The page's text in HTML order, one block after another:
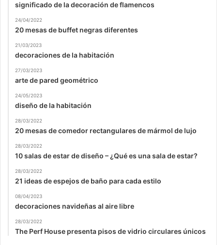
significado de la decoración de flamencos
24/04/2022
20 mesas de buffet negras diferentes
21/03/2023
decoraciones de la habitación
27/03/2023
arte de pared geométrico
24/05/2023
diseño de la habitación
28/03/2022
20 mesas de comedor rectangulares de mármol de lujo
28/03/2022
10 salas de estar de diseño – ¿Qué es una sala de estar?
28/03/2022
21 ideas de espejos de baño para cada estilo
08/04/2023
decoraciones navideñas al aire libre
28/03/2022
The Perf House presenta pisos de vidrio circulares únicos